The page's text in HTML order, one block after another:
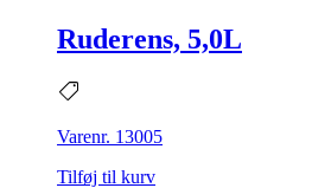
Ruderens, 5,0L
Varenr. 13005
Tilføj til kurv